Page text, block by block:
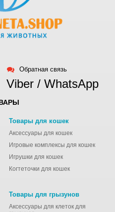
Обратная связь
Viber / WhatsApp
Товары для кошек
Аксессуары для кошек
Игровые комплексы для кошек
Игрушки для кошек
Когтеточки для кошек
Товары для грызунов
Аксессуары для клеток для